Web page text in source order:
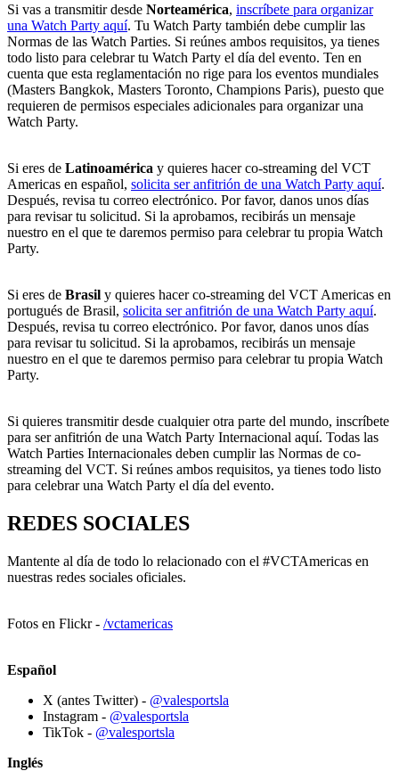
Si vas a transmitir desde Norteamérica, inscríbete para organizar
una Watch Party aquí. Tu Watch Party también debe cumplir las
Normas de las Watch Parties. Si reúnes ambos requisitos, ya tienes
todo listo para celebrar tu Watch Party el día del evento. Ten en
cuenta que esta reglamentación no rige para los eventos mundiales
(Masters Bangkok, Masters Toronto, Champions Paris), puesto que
requieren de permisos especiales adicionales para organizar una
Watch Party.
Si eres de Latinoamérica y quieres hacer co-streaming del VCT
Americas en español, solicita ser anfitrión de una Watch Party aquí.
Después, revisa tu correo electrónico. Por favor, danos unos días
para revisar tu solicitud. Si la aprobamos, recibirás un mensaje
nuestro en el que te daremos permiso para celebrar tu propia Watch
Party.
Si eres de Brasil y quieres hacer co-streaming del VCT Americas en
portugués de Brasil, solicita ser anfitrión de una Watch Party aquí.
Después, revisa tu correo electrónico. Por favor, danos unos días
para revisar tu solicitud. Si la aprobamos, recibirás un mensaje
nuestro en el que te daremos permiso para celebrar tu propia Watch
Party.
Si quieres transmitir desde cualquier otra parte del mundo, inscríbete
para ser anfitrión de una Watch Party Internacional aquí. Todas las
Watch Parties Internacionales deben cumplir las Normas de co-
streaming del VCT. Si reúnes ambos requisitos, ya tienes todo listo
para celebrar una Watch Party el día del evento.
REDES SOCIALES
Mantente al día de todo lo relacionado con el #VCTAmericas en
nuestras redes sociales oficiales.
Fotos en Flickr - /vctamericas
Español
X (antes Twitter) - @valesportsla
Instagram - @valesportsla
TikTok - @valesportsla
Inglés